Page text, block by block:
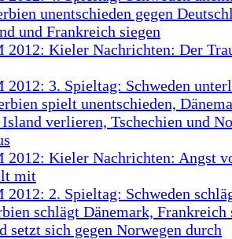
unentschieden gegen
und Frankreich siegen
2012: Kieler Nachrichten: Der
2012: 3. Spieltag: Schweden
spielt unentschieden,
verlieren, Tschechien und
2012: Kieler Nachrichten: Angst
mit
2012: 2. Spieltag: Schweden
schlägt Dänemark, Frankreich
setzt sich gegen Norwegen durch